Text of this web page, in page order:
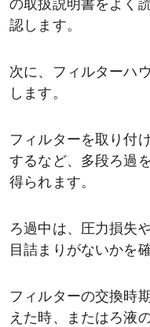
の取扱説明書をよく
認します。
次に、フィルターハ
します。
フィルターを取り付
するなど、多段ろ過
得られます。
ろ過中は、圧力損失
目詰まりがないかを
フィルターの交換時
えた時、またはろ液